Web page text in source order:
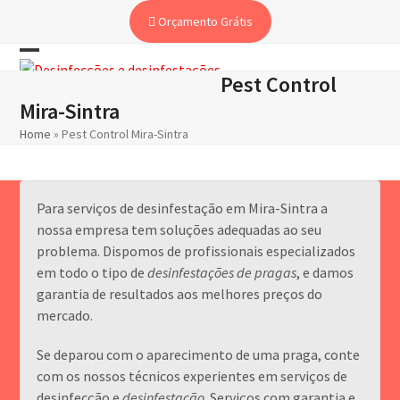
content
Orçamento Grátis
Open
mobile
menu
Close
mobile
menu
Pest Control
Mira-Sintra
Home »Pest Control Mira-Sintra
Para serviços de desinfestação em Mira-Sintra a
nossa empresa tem soluções adequadas ao seu
problema. Dispomos de profissionais especializados
em todo o tipo dedesinfestações de pragas, e damos
garantia de resultados aos melhores preços do
mercado.
Se deparou com o aparecimento de uma praga, conte
com os nossos técnicos experientes em serviços de